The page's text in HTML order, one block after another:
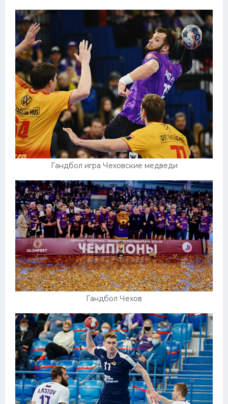
Гандбол игра Чеховские медведи
Гандбол Чехов